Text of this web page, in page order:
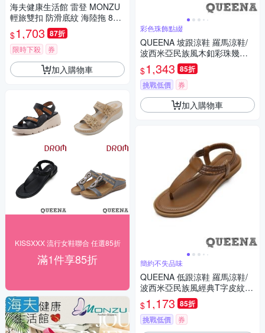
海夫健康生活館 雷登 MONZU
輕旅雙扣 防滑底紋 海陸拖 8款
顏色 任選5雙
$1,703 87折
限時下殺 券
加入購物車
KISSXXX 流行女鞋聯合 任選85折
滿1件享85折
彩色珠飾點綴
QUEENA 坡跟涼鞋 羅馬涼鞋/
波西米亞民族風木釦彩珠幾何
造型坡跟羅馬涼鞋 杏
$1,343 85折
挑戰低價 券
加入購物車
簡約不失品味
QUEENA 低跟涼鞋 羅馬涼鞋/
波西米亞民族風經典T字皮紋繩
飾低跟羅馬涼鞋 棕
$1,173 85折
挑戰低價 券